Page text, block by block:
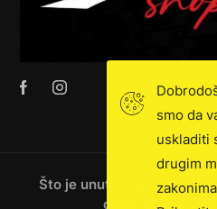
Što je unutra: novosti,
o kamionima i još
smo da
uskladiti
drugim